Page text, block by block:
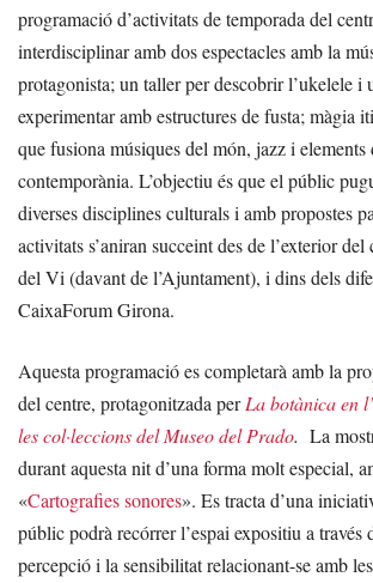
programació d’activitats de temporada del
interdisciplinar amb dos espectacles amb la
protagonista; un taller per descobrir l’ukelele i
experimentar amb estructures de fusta; màgia
que fusiona músiques del món, jazz i elements
contemporània. L’objectiu és que el públic
diverses disciplines culturals i amb propostes
activitats s’aniran succeint des de l’exterior del
del Vi (davant de l’Ajuntament), i dins dels
CaixaForum Girona.
Aquesta programació es completarà amb la
del centre, protagonitzada perLa botànica en
les col·leccions del Museo del Prado. La
durant aquesta nit d’una forma molt especial,
«Cartografies sonores». Es tracta d’una
públic podrà recórrer l’espai expositiu a través
percepció i la sensibilitat relacionant-se amb